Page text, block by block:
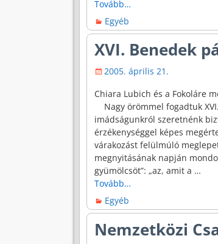
Tovább…
Egyéb
XVI. Benedek
2005. április 21.
Chiara Lubich és a Fokoláre
Nagy örömmel fogadtuk
imádságunkról szeretnénk
érzékenységgel képes
várakozást felülmúló
megnyitásának napján
gyümölcsöt”: „az, amit a …
Tovább…
Egyéb
Nemzetközi